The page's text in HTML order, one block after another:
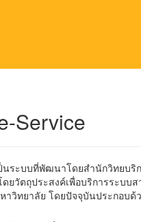
Service
นระบบที่พัฒนาโดยสำนักวิทยบ
ยวัตถุประสงค์เพื่อบริการระบบ
าวิทยาลัย โดยปัจจุบันประกอบด้